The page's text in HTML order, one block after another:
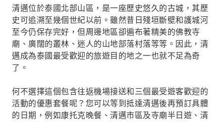
清邁位於泰國北部山區，是一座歷史悠久的古城，其歷
史可追溯至幾個世紀以前。雖然昔日殘垣斷壁和護城河
至今仍保存完好，但周邊地區卻遍布著精美的佛教寺
廟、廣闊的叢林、迷人的山地部落村落等等。因此，清
邁成為泰國最受歡迎的旅遊目的地之一也就不足為奇
了。
何不選擇這個包含往返機場接送和三個最受遊客歡迎的
活動的優惠套餐呢？您可以等到抵達清邁後再預訂具體
的日期，例如康托克晚餐、清邁市區及寺廟半日遊、清